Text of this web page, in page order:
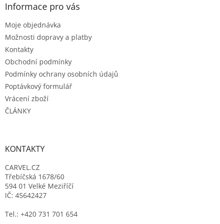
Informace pro vás
Moje objednávka
Možnosti dopravy a platby
Kontakty
Obchodní podmínky
Podmínky ochrany osobních údajů
Poptávkový formulář
Vrácení zboží
ČLÁNKY
KONTAKTY
CARVEL.CZ
Třebíčská 1678/60
594 01 Velké Meziříčí
IČ: 45642427
Tel.: +420 731 701 654